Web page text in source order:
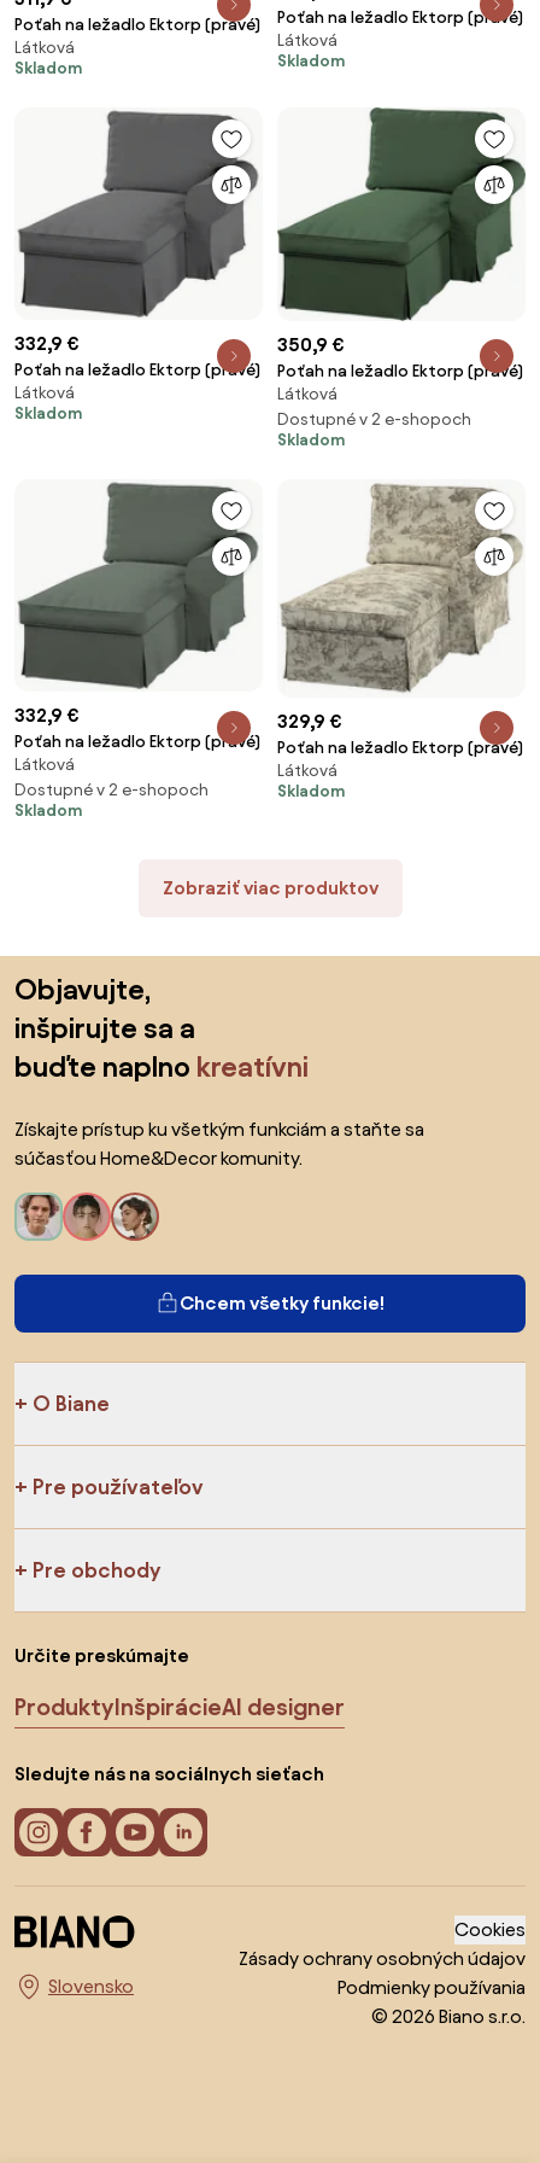
Poťah na ležadlo Ektorp (pravé)
Látková
Skladom
Poťah na ležadlo Ektorp (pravé)
Látková
Skladom
332,9 €
Poťah na ležadlo Ektorp (pravé)
Látková
Skladom
350,9 €
Poťah na ležadlo Ektorp (pravé)
Látková
Dostupné v 2 e-shopoch
Skladom
332,9 €
Poťah na ležadlo Ektorp (pravé)
Látková
Dostupné v 2 e-shopoch
Skladom
329,9 €
Poťah na ležadlo Ektorp (pravé)
Látková
Skladom
Zobraziť viac produktov
Objavujte,
inšpirujte sa a
buďte naplno kreatívni
Získajte prístup ku všetkým funkciám a staňte sa
súčasťou Home&Decor komunity.
Chcem všetky funkcie!
O Biane
Pre používateľov
Pre obchody
Určite preskúmajte
ProduktyInšpirácieAI designer
Sledujte nás na sociálnych sieťach
Vyberte krajinu
Cookies
Zásady ochrany osobných údajov
Podmienky používania
© 2026 Biano s.r.o.